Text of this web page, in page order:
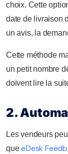
choix. Cette
date de livraison
un avis, la
Cette méthode
un petit nombre
doivent lire la
2.
Les vendeurs
que eDesk